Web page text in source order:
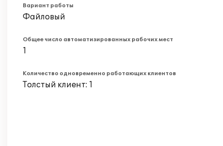
Вариант работы
Файловый
Общее число автоматизированных рабочих мест
1
Количество одновременно работающих клиентов
Толстый клиент: 1